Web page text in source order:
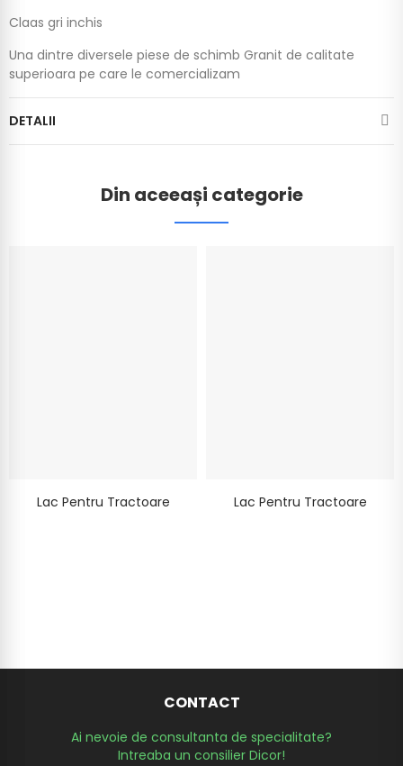
Claas gri inchis
Una dintre diversele piese de schimb Granit de calitate
superioara pe care le comercializam
DETALII
Din aceeași categorie
Lac Pentru Tractoare Lac Pentru Tractoare
CONTACT
Ai nevoie de consultanta de specialitate?
Intreaba un consilier Dicor!